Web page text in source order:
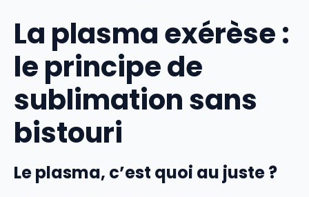
La plasma exérèse :
le principe de
sublimation sans
bistouri
Le plasma, c’est quoi au juste ?